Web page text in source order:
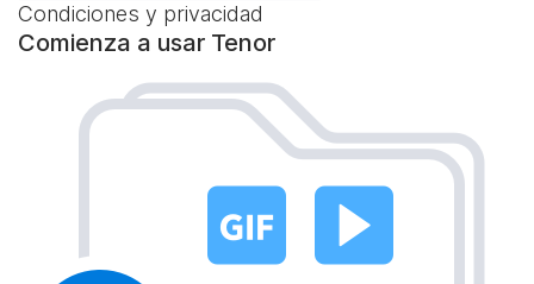
Condiciones y privacidad
Comienza a usar Tenor